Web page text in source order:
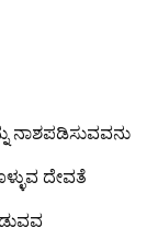
ನಾಶಪಡಿಸುವವನು
ದೇವತೆ